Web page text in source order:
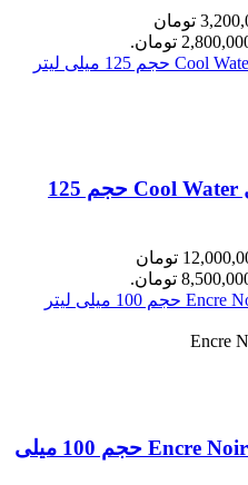
قیمت اصلی: 3,200,000 تومان
ادوتویلت مردانه داویدف مدل Cool Water حجم 125
قیمت اصلی: 12,000,000 تومان
ادوتویلت مردانه لالیک مدل Encre Noire حجم 100 میلی